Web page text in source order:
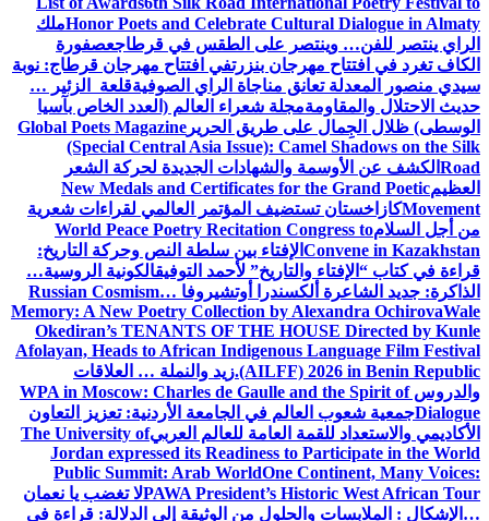
Honor Poets and Celebrate Cultural Dialogue in Almatyملك
الراي ينتصر للفن… وينتصر على الطقس في قرطاجعصفورة
الكاف تغرد في افتتاح مهرجان بنزرتفي افتتاح مهرجان قرطاج: نوبة
سيدي منصور المعدلة تعانق مناجاة الراي الصوفيةقلعة الزئير …
حديث الاحتلال والمقاومةمجلة شعراء العالم (العدد الخاص بآسيا
الوسطى) ظلال الجِمال على طريق الحرير Global Poets Magazine
(Special Central Asia Issue): Camel Shadows on the Silk
Road الكشف عن الأوسمة والشهادات الجديدة لحركة الشعر
العظيمNew Medals and Certificates for the Grand Poetic
Movementكازاخستان تستضيف المؤتمر العالمي لقراءات شعرية
من أجل السلامWorld Peace Poetry Recitation Congress to
Convene in Kazakhstan الإفتاء بين سلطة النص وحركة التاريخ:
قراءة في كتاب “الإفتاء والتاريخ” لأحمد التوفيقالكونية الروسية…
الذاكرة: جديد الشاعرة ألكسندرا أوتشيروفا Russian Cosmism…
Memory: A New Poetry Collection by Alexandra OchirovaWale
Okediran’s TENANTS OF THE HOUSE Directed by Kunle
Afolayan, Heads to African Indigenous Language Film Festival
(AILFF) 2026 in Benin Republic. زيد والنملة … العلاقات
والدروسWPA in Moscow: Charles de Gaulle and the Spirit of
Dialogueجمعية شعوب العالم في الجامعة الأردنية: تعزيز التعاون
الأكاديمي والاستعداد للقمة العامة للعالم العربيThe University of
Jordan expressed its Readiness to Participate in the World
Public Summit: Arab WorldOne Continent, Many Voices:
PAWA President’s Historic West African Tourلا تغضب يا نعمان
…الإشكال : الملابسات والحلول من الوثيقة إلى الدلالة: قراءة في